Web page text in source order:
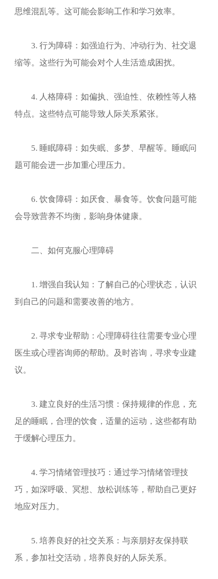
思维混乱等。这可能会影响工作和学习效率。
3. 行为障碍：如强迫行为、冲动行为、社交退
缩等。这些行为可能会对个人生活造成困扰。
4. 人格障碍：如偏执、强迫性、依赖性等人格
特点。这些特点可能导致人际关系紧张。
5. 睡眠障碍：如失眠、多梦、早醒等。睡眠问
题可能会进一步加重心理压力。
6. 饮食障碍：如厌食、暴食等。饮食问题可能
会导致营养不均衡，影响身体健康。
二、如何克服心理障碍
1. 增强自我认知：了解自己的心理状态，认识
到自己的问题和需要改善的地方。
2. 寻求专业帮助：心理障碍往往需要专业心理
医生或心理咨询师的帮助。及时咨询，寻求专业建
议。
3. 建立良好的生活习惯：保持规律的作息，充
足的睡眠，合理的饮食，适量的运动，这些都有助
于缓解心理压力。
4. 学习情绪管理技巧：通过学习情绪管理技
巧，如深呼吸、冥想、放松训练等，帮助自己更好
地应对压力。
5. 培养良好的社交关系：与亲朋好友保持联
系，参加社交活动，培养良好的人际关系。